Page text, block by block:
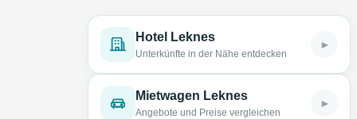
Hotel Leknes
Unterkünfte in der Nähe entdecken
►
Mietwagen Leknes
Angebote und Preise vergleichen
►